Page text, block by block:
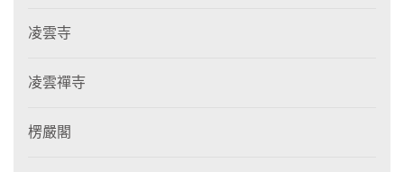
凌雲寺
凌雲禪寺
楞嚴閣